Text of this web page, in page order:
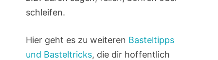
schleifen.
Hier geht es zu weiteren Basteltipps
und Basteltricks, die dir hoffentlich